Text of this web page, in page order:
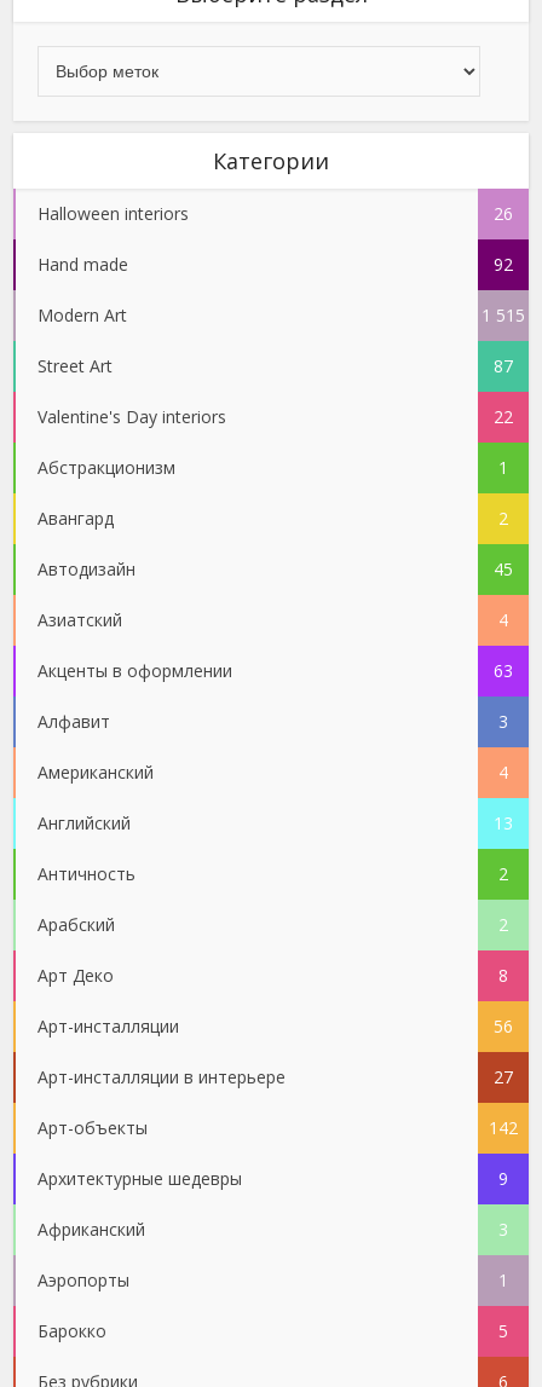
Категории
Halloween interiors 26
Hand made 92
Modern Art 1 515
Street Art 87
Valentine's Day interiors 22
Абстракционизм 1
Авангард 2
Автодизайн 45
Азиатский 4
Акценты в оформлении 63
Алфавит 3
Американский 4
Английский 13
Античность 2
Арабский 2
Арт Деко 8
Арт-инсталляции 56
Арт-инсталляции в интерьере 27
Арт-объекты 142
Архитектурные шедевры 9
Африканский 3
Аэропорты 1
Барокко 5
Без рубрики 6